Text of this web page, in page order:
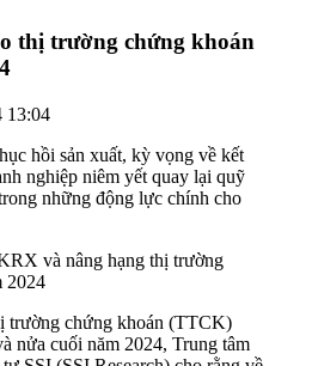
thị trường chứng khoán
13:04
hồi sản xuất, kỳ vọng về kết
nghiệp niêm yết quay lại quỹ
những động lực chính cho
và nâng hạng thị trường
2024
trường chứng khoán (TTCK)
nửa cuối năm 2024, Trung tâm